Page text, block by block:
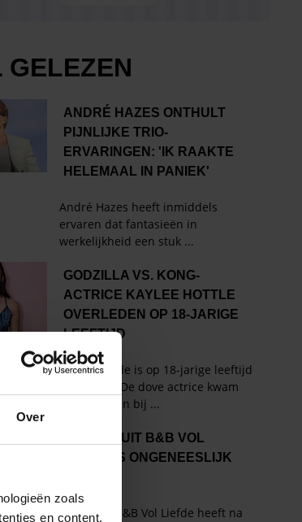
Over
zoals
en content,